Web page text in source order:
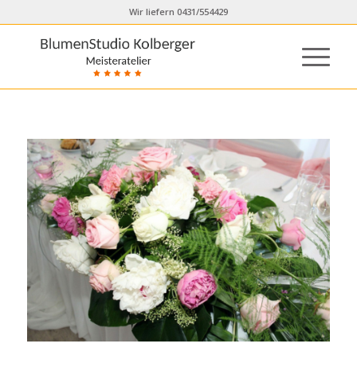
Wir liefern 0431/554429